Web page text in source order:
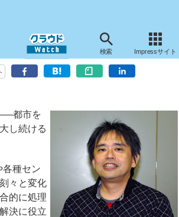
検索 Impressサイト
る「ストリーム・コンピューティング」はど
都市を
し続ける
種セン
々と変化
的に処理
決に役立